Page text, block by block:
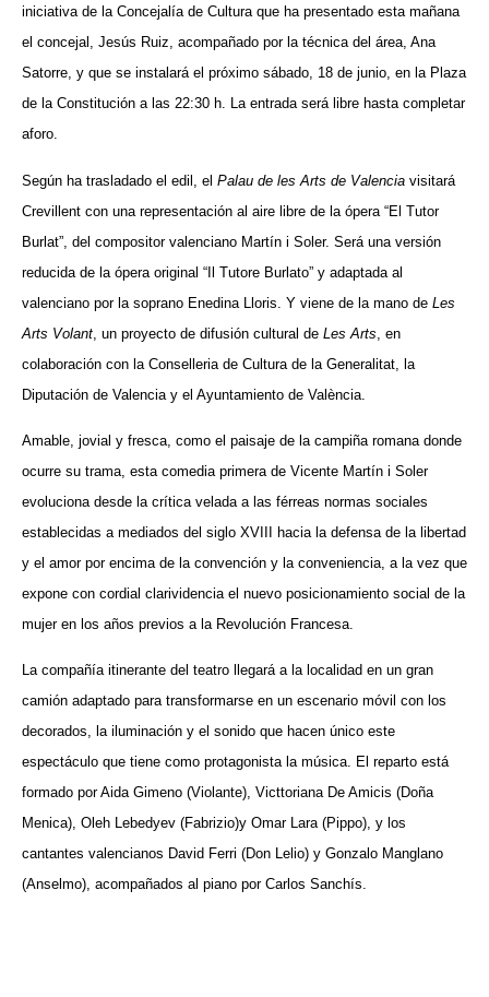
iniciativa de la Concejalía de Cultura que ha presentado esta mañana
el concejal, Jesús Ruiz, acompañado por la técnica del área, Ana
Satorre, y que se instalará el próximo sábado, 18 de junio, en la Plaza
de la Constitución a las 22:30 h. La entrada será libre hasta completar
aforo.
Según ha trasladado el edil, el Palau de les Arts de Valencia visitará
Crevillent con una representación al aire libre de la ópera “El Tutor
Burlat”, del compositor valenciano Martín i Soler. Será una versión
reducida de la ópera original “Il Tutore Burlato” y adaptada al
valenciano por la soprano Enedina Lloris. Y viene de la mano de Les
Arts Volant , un proyecto de difusión cultural de Les Arts , en
colaboración con la Conselleria de Cultura de la Generalitat, la
Diputación de Valencia y el Ayuntamiento de València.
Amable, jovial y fresca, como el paisaje de la campiña romana donde
ocurre su trama, esta comedia primera de Vicente Martín i Soler
evoluciona desde la crítica velada a las férreas normas sociales
establecidas a mediados del siglo XVIII hacia la defensa de la libertad
y el amor por encima de la convención y la conveniencia, a la vez que
expone con cordial clarividencia el nuevo posicionamiento social de la
mujer en los años previos a la Revolución Francesa.
La compañía itinerante del teatro llegará a la localidad en un gran
camión adaptado para transformarse en un escenario móvil con los
decorados, la iluminación y el sonido que hacen único este
espectáculo que tiene como protagonista la música. El reparto está
formado por Aida Gimeno (Violante), Victtoriana De Amicis (Doña
Menica), Oleh Lebedyev (Fabrizio)y Omar Lara (Pippo), y los
cantantes valencianos David Ferri (Don Lelio) y Gonzalo Manglano
(Anselmo), acompañados al piano por Carlos Sanchís.